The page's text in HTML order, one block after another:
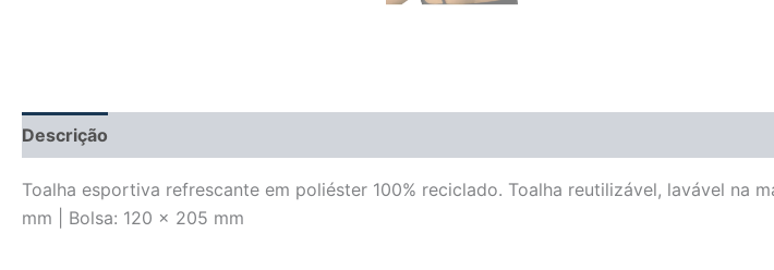
Descrição
Toalha esportiva refrescante em poliéster 100% reciclado. Toalha reutilizável, lavável na
mm | Bolsa: 120 x 205 mm